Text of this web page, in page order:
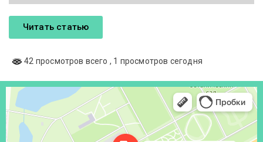
Читать статью
42 просмотров всего , 1 просмотров сегодня
Донецк
Проспект Ильича, 110 — Яндекс Карты